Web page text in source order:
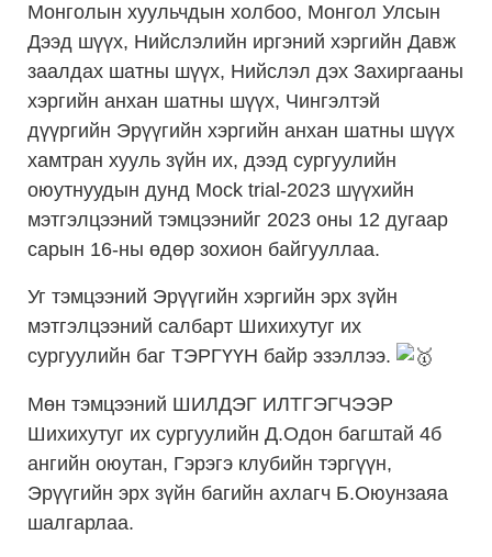
Монголын хуульчдын холбоо, Монгол Улсын
Дээд шүүх, Нийслэлийн иргэний хэргийн Давж
заалдах шатны шүүх, Нийслэл дэх Захиргааны
хэргийн анхан шатны шүүх, Чингэлтэй
дүүргийн Эрүүгийн хэргийн анхан шатны шүүх
хамтран хууль зүйн их, дээд сургуулийн
оюутнуудын дунд Mock trial-2023 шүүхийн
мэтгэлцээний тэмцээнийг 2023 оны 12 дугаар
сарын 16-ны өдөр зохион байгууллаа.
Уг тэмцээний Эрүүгийн хэргийн эрх зүйн
мэтгэлцээний салбарт Шихихутуг их
сургуулийн баг ТЭРГҮҮН байр эзэллээ.
Мөн тэмцээний ШИЛДЭГ ИЛТГЭГЧЭЭР
Шихихутуг их сургуулийн Д.Одон багштай 4б
ангийн оюутан, Гэрэгэ клубийн тэргүүн,
Эрүүгийн эрх зүйн багийн ахлагч Б.Оюунзаяа
шалгарлаа.